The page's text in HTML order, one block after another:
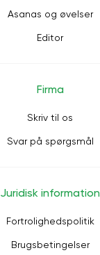
Asanas og øvelser
Editor
Firma
Skriv til os
Svar på spørgsmål
Juridisk information
Fortrolighedspolitik
Brugsbetingelser